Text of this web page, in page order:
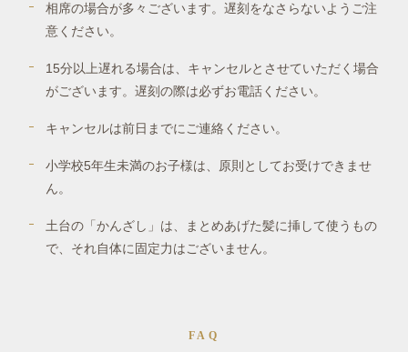
相席の場合が多々ございます。遅刻をなさらないようご注
意ください。
15分以上遅れる場合は、キャンセルとさせていただく場合
がございます。遅刻の際は必ずお電話ください。
キャンセルは前日までにご連絡ください。
小学校5年生未満のお子様は、原則としてお受けできませ
ん。
土台の「かんざし」は、まとめあげた髪に挿して使うもの
で、それ自体に固定力はございません。
FAQ